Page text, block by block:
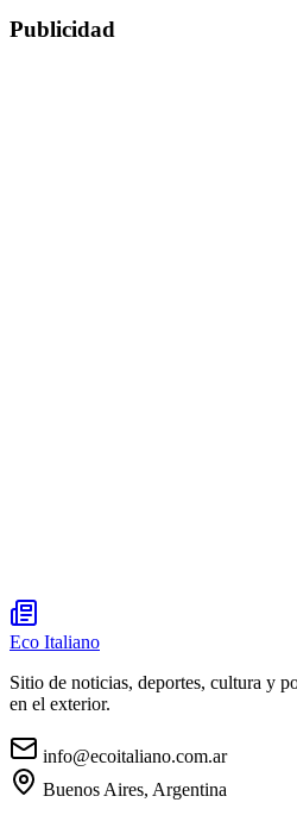
Publicidad
Eco Italiano
Sitio de noticias, deportes, cultura y
en el exterior.
info@ecoitaliano.com.ar
Buenos Aires, Argentina